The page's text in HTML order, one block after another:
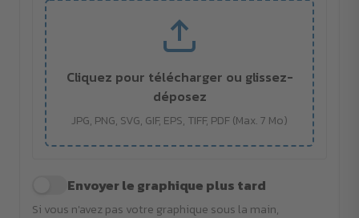
Cliquez pour télécharger ou glissez-
déposez
JPG, PNG, SVG, GIF, EPS, TIFF, PDF (Max. 7 Mo)
Envoyer le graphique plus tard
Si vous n'avez pas votre graphique sous la main,